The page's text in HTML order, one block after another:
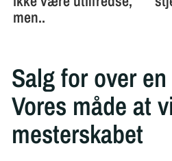
Salg for over
Vores måde at
mesterskabet